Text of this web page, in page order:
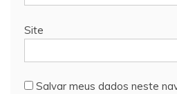
Site
Salvar meus dados neste